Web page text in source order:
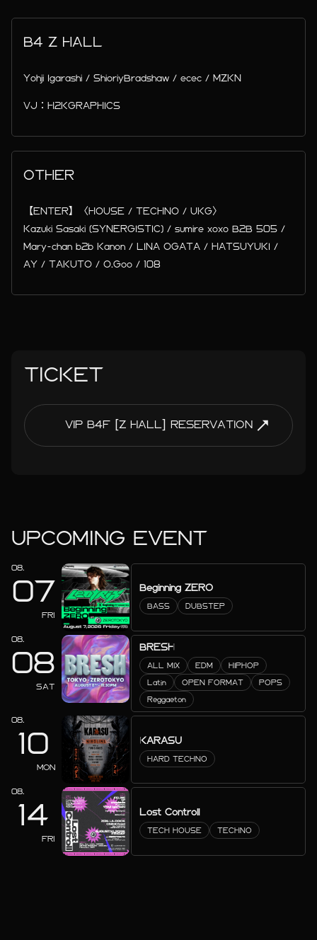
B4 Z HALL
Yohji Igarashi / ShioriyBradshaw / ecec / MZKN
VJ：H2KGRAPHICS
OTHER
【ENTER】〈HOUSE / TECHNO / UKG〉
Kazuki Sasaki (SYNERGISTIC) / sumire xoxo B2B 505 /
Mary-chan b2b Kanon / LINA OGATA / HATSUYUKI /
AY / TAKUTO / O.Goo / 108
TICKET
VIP B4F [Z HALL] RESERVATION
UPCOMING EVENT
08.
07
FRI
Beginning ZERO
BASS DUBSTEP
08.
08
SAT
BRESH
ALL MIX EDM HIPHOP
Latin OPEN FORMAT POPS
Reggaeton
08.
10
MON
KARASU
HARD TECHNO
08.
14
FRI
Lost Controll
TECH HOUSE TECHNO